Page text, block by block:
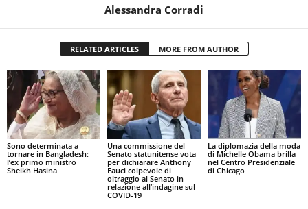
Alessandra Corradi
RELATED ARTICLES MORE FROM AUTHOR
Sono determinata a
tornare in Bangladesh:
l’ex primo ministro
Sheikh Hasina
Una commissione del
Senato statunitense vota
per dichiarare Anthony
Fauci colpevole di
oltraggio al Senato in
relazione all’indagine sul
COVID-19
La diplomazia della moda
di Michelle Obama brilla
nel Centro Presidenziale
di Chicago